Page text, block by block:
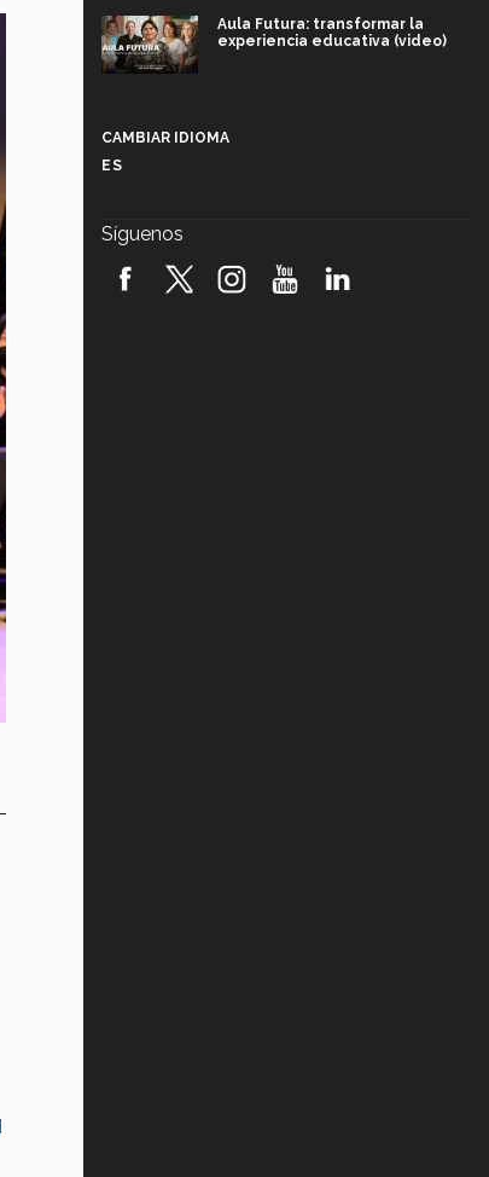
Aula Futura: transformar la
experiencia educativa (video)
robótica FIRST 2026! (video)
CAMBIAR IDIOMA
ES
Síguenos